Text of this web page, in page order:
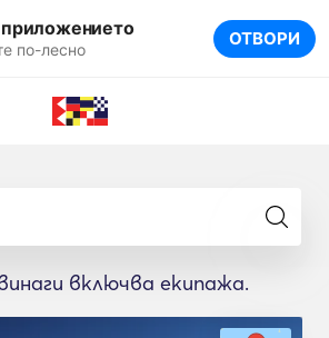
приложението
по-лесно ОТВОРИ
включва екипажа.